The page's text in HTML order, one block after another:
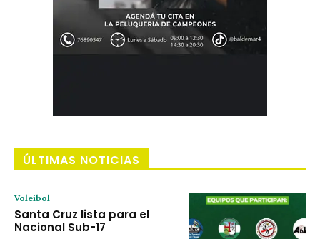
ÚLTIMAS NOTICIAS
Voleibol
Santa Cruz lista para el
Nacional Sub-17